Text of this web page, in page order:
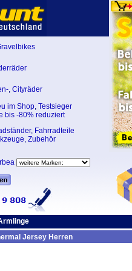
, Cityräder
im Shop, Testsieger
bis -80% reduziert
, Fahrradteile
, Zubehör
Jersey Herren